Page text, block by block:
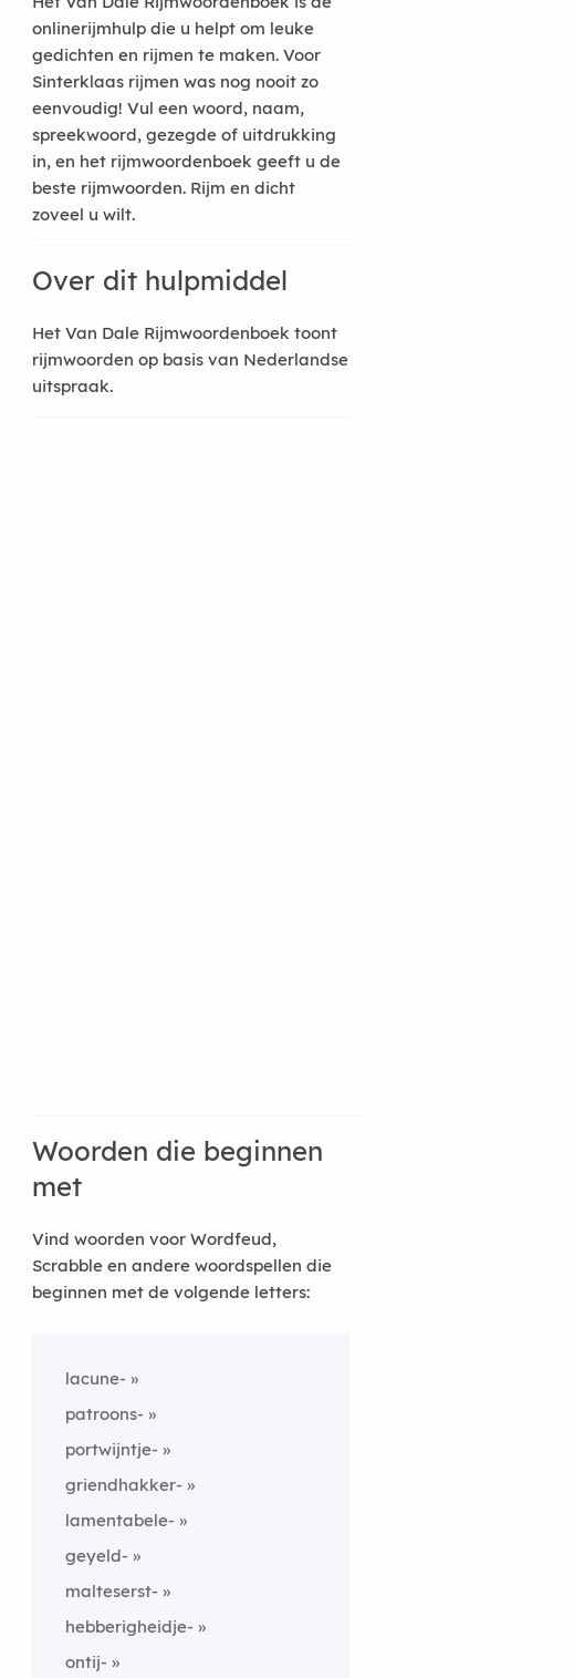
onlinerijmhulp die u helpt om leuke
gedichten en rijmen te maken. Voor
Sinterklaas rijmen was nog nooit zo
eenvoudig! Vul een woord, naam,
spreekwoord, gezegde of uitdrukking
in, en het rijmwoordenboek geeft u de
beste rijmwoorden. Rijm en dicht
zoveel u wilt.
Over dit hulpmiddel
Het Van Dale Rijmwoordenboek toont
rijmwoorden op basis van Nederlandse
uitspraak.
Woorden die beginnen
met
Vind woorden voor Wordfeud,
Scrabble en andere woordspellen die
beginnen met de volgende letters:
lacune-
patroons-
portwijntje-
griendhakker-
lamentabele-
geyeld-
malteserst-
hebberigheidje-
ontij-